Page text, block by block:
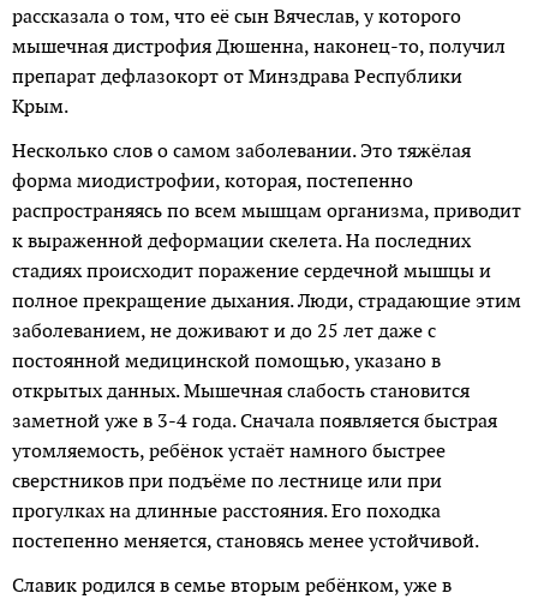
рассказала о том, что её сын Вячеслав, у которого
мышечная дистрофия Дюшенна, наконец-то, получил
препарат дефлазокорт от Минздрава Республики
Крым.
Несколько слов о самом заболевании. Это тяжёлая
форма миодистрофии, которая, постепенно
распространяясь по всем мышцам организма, приводит
к выраженной деформации скелета. На последних
стадиях происходит поражение сердечной мышцы и
полное прекращение дыхания. Люди, страдающие этим
заболеванием, не доживают и до 25 лет даже с
постоянной медицинской помощью, указано в
открытых данных. Мышечная слабость становится
заметной уже в 3-4 года. Сначала появляется быстрая
утомляемость, ребёнок устаёт намного быстрее
сверстников при подъёме по лестнице или при
прогулках на длинные расстояния. Его походка
постепенно меняется, становясь менее устойчивой.
Славик родился в семье вторым ребёнком, уже в